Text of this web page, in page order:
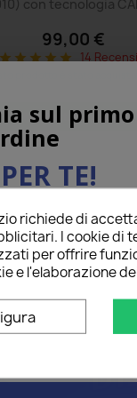
con tecnologia
99,00 €
star star star star star 14
Mostra tutti i dettagli
richiede di
I cookie di
per offrire
e l'elaborazione
sul primo
TE!
qui sotto per
sul tuo primo